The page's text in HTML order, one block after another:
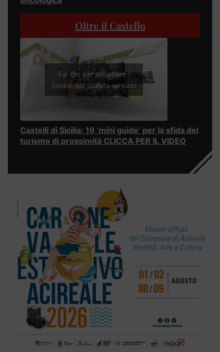
Oltre il Castello
Fai clic per accettare i
cookie per questo servizio
Castelli di Sicilia: 19 ‘mini guide’ per la sfida del
turismo di prossimità CLICCA PER IL VIDEO